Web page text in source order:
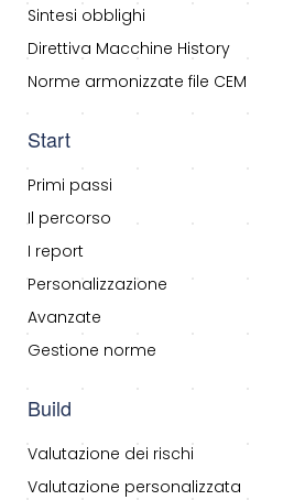
Sintesi obblighi
Direttiva Macchine History
Norme armonizzate file CEM
Start
Primi passi
Il percorso
I report
Personalizzazione
Avanzate
Gestione norme
Build
Valutazione dei rischi
Valutazione personalizzata